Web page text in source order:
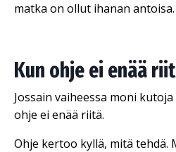
matka on ollut ihanan antoisa.
Kun ohje ei enää
Jossain vaiheessa moni
ohje ei enää riitä.
Ohje kertoo kyllä, mitä tehdä.